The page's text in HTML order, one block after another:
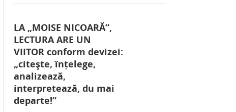
LA „MOISE NICOARĂ”,
LECTURA ARE UN
VIITOR conform devizei:
„citește, înțelege,
analizează,
interpretează, du mai
departe!”